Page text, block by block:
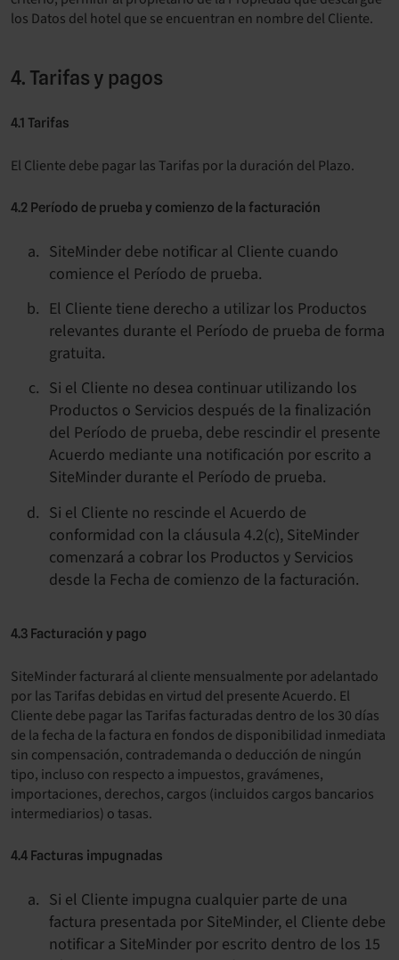
los Datos del hotel que se encuentran en nombre del Cliente.
4. Tarifas y pagos
4.1 Tarifas
El Cliente debe pagar las Tarifas por la duración del Plazo.
4.2 Período de prueba y comienzo de la facturación
SiteMinder debe notificar al Cliente cuando
comience el Período de prueba.
El Cliente tiene derecho a utilizar los Productos
relevantes durante el Período de prueba de forma
gratuita.
Si el Cliente no desea continuar utilizando los
Productos o Servicios después de la finalización
del Período de prueba, debe rescindir el presente
Acuerdo mediante una notificación por escrito a
SiteMinder durante el Período de prueba.
Si el Cliente no rescinde el Acuerdo de
conformidad con la cláusula 4.2(c), SiteMinder
comenzará a cobrar los Productos y Servicios
desde la Fecha de comienzo de la facturación.
4.3 Facturación y pago
SiteMinder facturará al cliente mensualmente por adelantado
por las Tarifas debidas en virtud del presente Acuerdo. El
Cliente debe pagar las Tarifas facturadas dentro de los 30 días
de la fecha de la factura en fondos de disponibilidad inmediata
sin compensación, contrademanda o deducción de ningún
tipo, incluso con respecto a impuestos, gravámenes,
importaciones, derechos, cargos (incluidos cargos bancarios
intermediarios) o tasas.
4.4 Facturas impugnadas
Si el Cliente impugna cualquier parte de una
factura presentada por SiteMinder, el Cliente debe
notificar a SiteMinder por escrito dentro de los 15